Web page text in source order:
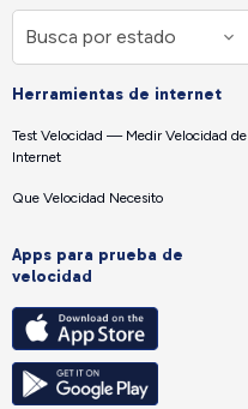
Herramientas de internet
Test Velocidad — Medir Velocidad de
Internet
Que Velocidad Necesito
Apps para prueba de
velocidad